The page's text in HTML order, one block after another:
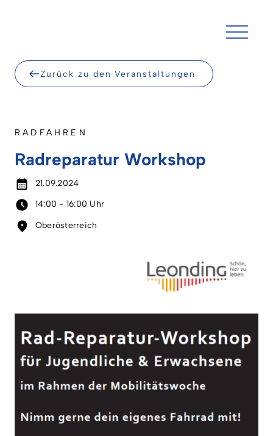
Zurück zu den Veranstaltungen
RADFAHREN
Radreparatur Workshop
21.09.2024
14:00 - 16:00 Uhr
Oberösterreich